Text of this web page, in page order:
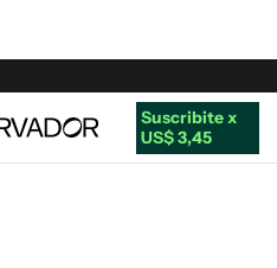
Suscribite x
US$ 3,45